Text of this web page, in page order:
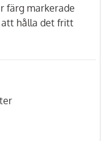
färg markerade
att hålla det fritt